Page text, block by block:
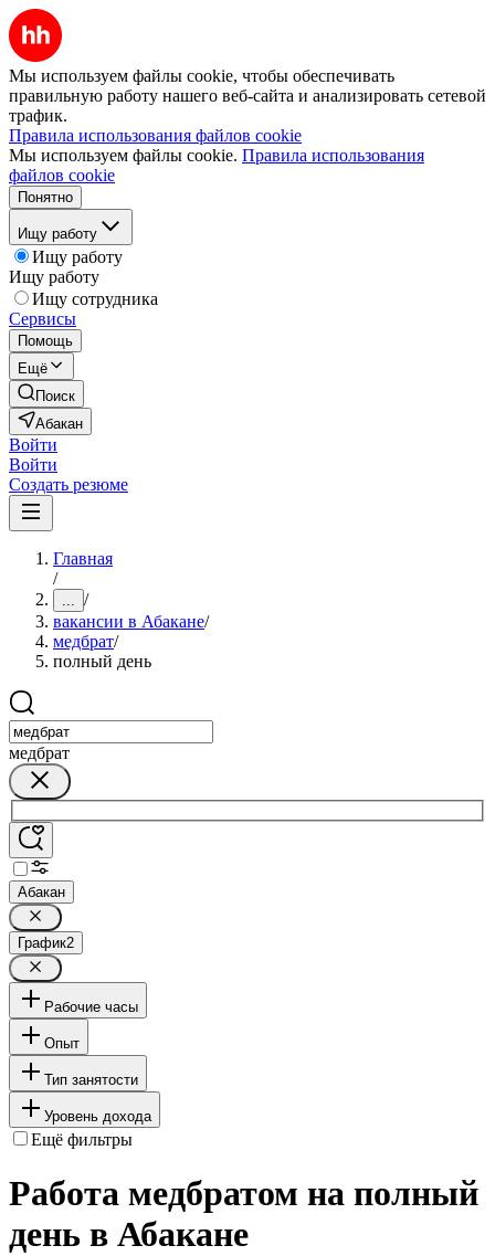
Мы используем файлы cookie, чтобы обеспечивать
правильную работу нашего веб-сайта и анализировать сетевой
трафик.
Правила использования файлов cookie
Мы используем файлы cookie. Правила использования
файлов cookie
Понятно
Ищу работу
Ищу работу
Ищу работу
Ищу сотрудника
Сервисы
Помощь
Ещё
Поиск
Абакан
Войти
Войти
Создать резюме
Главная
/
... /
вакансии в Абакане/
медбрат/
полный день
медбрат
Абакан
График2
Рабочие часы
Опыт
Тип занятости
Уровень дохода
Ещё фильтры
Работа медбратом на полный
день в Абакане